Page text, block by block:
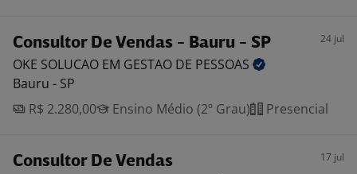
Consultor De Vendas - Bauru - SP 24 jul
OKE SOLUCAO EM GESTAO DE PESSOAS
Bauru - SP
R$ 2.280,00
Ensino Médio (2º Grau) Presencial
Consultor De Vendas 17 jul